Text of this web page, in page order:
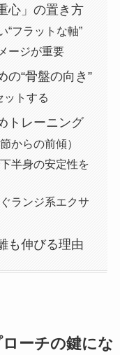
心」の置き方
“フラットな軸”
ージが重要
の“骨盤の向き”
ットする
トレーニング
からの前傾）
半身の安定性を
ランジ系エクサ
も伸びる理由
ーチの鍵にな